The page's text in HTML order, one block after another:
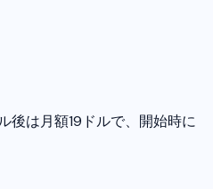
後は月額19ドルで、開始時に